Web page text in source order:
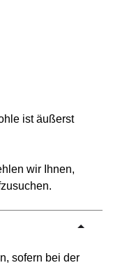
ist äußerst
wir Ihnen,
sofern bei der